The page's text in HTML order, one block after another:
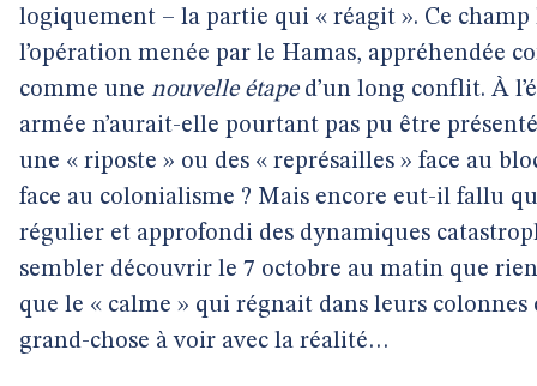
logiquement – la partie qui « réagit ». Ce
l’opération menée par le Hamas, appréhendée
comme une nouvelle étaped’un long conflit. À
armée n’aurait-elle pourtant pas pu être
une « riposte » ou des « représailles » face au
face au colonialisme ? Mais encore eut-il fallu
régulier et approfondi des dynamiques
sembler découvrir le 7 octobre au matin que
que le « calme » qui régnait dans leurs colonnes
grand-chose à voir avec la réalité…